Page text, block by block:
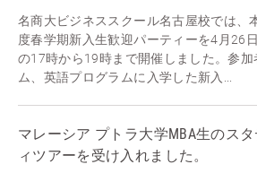
名商大ビジネススクール名古屋校では、
度春学期新入生歓迎パーティーを4月26
の17時から19時まで開催しました。参加
ム、英語プログラムに入学した新入...
マレーシア プトラ大学MBA生のス
ィツアーを受け入れました。